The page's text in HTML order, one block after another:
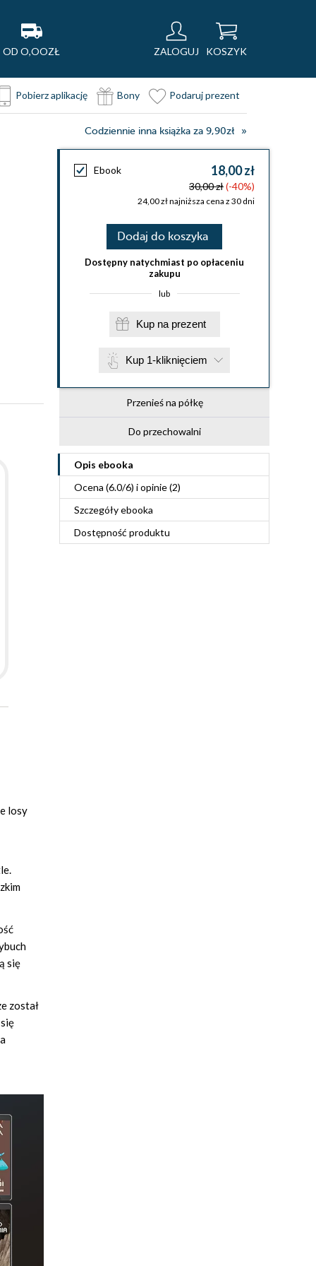
OD O,OOZŁ ZALOGUJ KOSZYK
Pobierz aplikację Bony Podaruj prezent
Codziennie inna książka za 9,90zł
Ebook 18,00 zł
30,00 zł(-40%)
24,00 zł najniższa cena z 30 dni
Dodaj do koszyka
Dostępny natychmiast po opłaceniu
zakupu
lub
Kup na prezent
Kup 1-kliknięciem
Przenieś na półkę
Do przechowalni
Opis ebooka
Ocena (6.0/6) i opinie (2)
Szczegółyebooka
Dostępność produktu
losy
się
został